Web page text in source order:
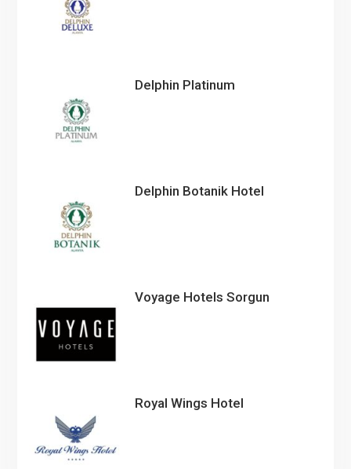
Delphin Platinum
Delphin Botanik Hotel
Voyage Hotels Sorgun
Royal Wings Hotel